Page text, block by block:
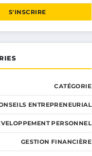
S'INSCRIRE
CATÉGORIE
ENTREPRENEURIAL
PERSONNEL
GESTION FINANCIÈRE